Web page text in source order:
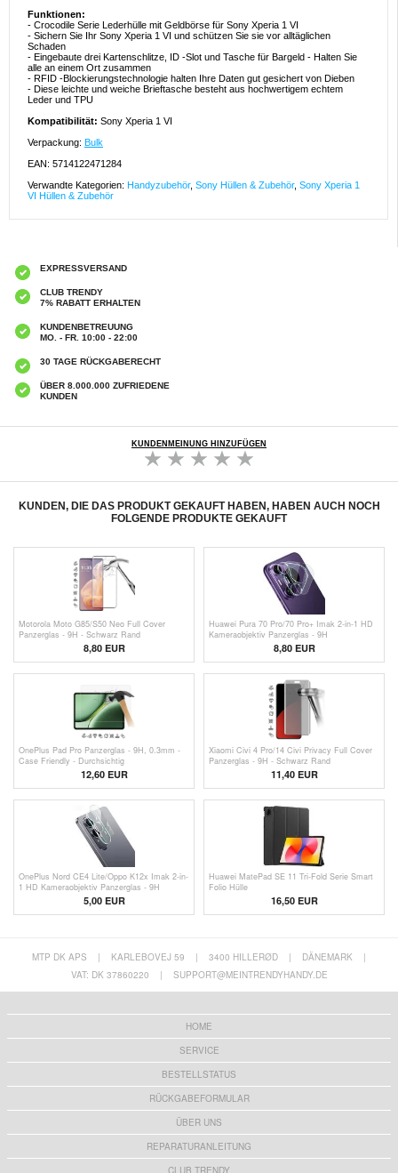
Funktionen:
- Crocodile Serie Lederhülle mit Geldbörse für Sony Xperia 1 VI
- Sichern Sie Ihr Sony Xperia 1 VI und schützen Sie sie vor alltäglichen
Schaden
- Eingebaute drei Kartenschlitze, ID -Slot und Tasche für Bargeld - Halten Sie
alle an einem Ort zusammen
- RFID -Blockierungstechnologie halten Ihre Daten gut gesichert von Dieben
- Diese leichte und weiche Brieftasche besteht aus hochwertigem echtem
Leder und TPU
Kompatibilität: Sony Xperia 1 VI
Verpackung: Bulk
EAN: 5714122471284
Verwandte Kategorien: Handyzubehör, Sony Hüllen & Zubehör, Sony Xperia 1
VI Hüllen & Zubehör
EXPRESSVERSAND
CLUB TRENDY
7% RABATT ERHALTEN
KUNDENBETREUUNG
MO. - FR. 10:00 - 22:00
30 TAGE RÜCKGABERECHT
ÜBER 8.000.000 ZUFRIEDENE
KUNDEN
KUNDENMEINUNG HINZUFÜGEN
KUNDEN, DIE DAS PRODUKT GEKAUFT HABEN, HABEN AUCH NOCH
FOLGENDE PRODUKTE GEKAUFT
Motorola Moto G85/S50 Neo Full Cover
Panzerglas - 9H - Schwarz Rand
8,80 EUR
Huawei Pura 70 Pro/70 Pro+ Imak 2-in-1 HD
Kameraobjektiv Panzerglas - 9H
8,80 EUR
OnePlus Pad Pro Panzerglas - 9H, 0.3mm -
Case Friendly - Durchsichtig
12,60 EUR
Xiaomi Civi 4 Pro/14 Civi Privacy Full Cover
Panzerglas - 9H - Schwarz Rand
11,40 EUR
OnePlus Nord CE4 Lite/Oppo K12x Imak 2-in-
1 HD Kameraobjektiv Panzerglas - 9H
5,00EUR
Huawei MatePad SE 11 Tri-Fold Serie Smart
Folio Hülle
16,50 EUR
MTP DK APS | KARLEBOVEJ 59 | 3400 HILLERØD | DÄNEMARK
|
VAT: DK 37860220
| SUPPORT@MEINTRENDYHANDY.DE
HOME
SERVICE
BESTELLSTATUS
RÜCKGABEFORMULAR
ÜBER UNS
REPARATURANLEITUNG